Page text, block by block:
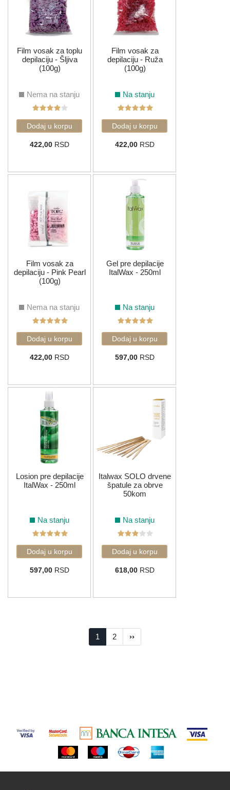
Film vosak za toplu
depilaciju - Šljiva
(100g)
Nema na stanju
422,00RSD
Film vosak za
depilaciju - Ruža
(100g)
Na stanju
422,00RSD
Film vosak za
depilaciju - Pink Pearl
(100g)
Nema na stanju
422,00RSD
Gel pre depilacije
ItalWax - 250ml
Na stanju
597,00RSD
Losion pre depilacije
ItalWax - 250ml
Na stanju
597,00RSD
Italwax SOLO drvene
špatule za obrve
50kom
Na stanju
618,00RSD
1 2 ››